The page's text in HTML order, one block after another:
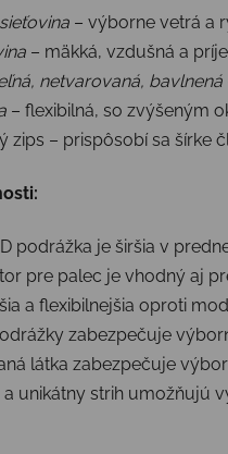
– výborne vetrá a
– mäkká, vzdušná a
netvarovaná, bavlnená
– flexibilná, so zvýšeným
zips – prispôsobí sa šírke
podrážka je širšia v
pre palec je vhodný aj
a flexibilnejšia oproti
zabezpečuje
látka zabezpečuje
unikátny strih umožňujú